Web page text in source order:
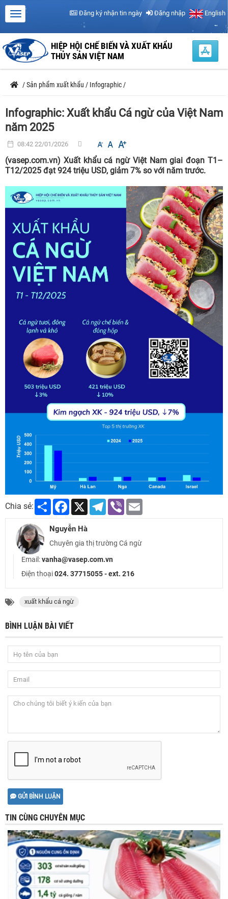
Đăng ký nhận tin ngày Đăng nhập English
HIỆP HỘI CHẾ BIẾN VÀ XUẤT KHẨU
THỦY SẢN VIỆT NAM
/Sản phẩm xuất khẩu / Infographic /
Infographic: Xuất khẩu Cá ngừ của Việt Nam
năm 2025
08:42 22/01/2026
(vasep.com.vn) Xuất khẩu cá ngừ Việt Nam giai đoạn T1–
T12/2025 đạt 924 triệu USD, giảm 7% so với năm trước.
Chia sẻ: Share Facebook
X Telegram
Viber
Nguyễn Hà
Chuyên gia thị trường Cá ngừ
Email:vanha@vasep.com.vn
Điện thoại024. 37715055 - ext. 216
xuất khẩu cá ngừ
BÌNH LUẬN BÀI VIẾT
GỬI BÌNH LUẬN
TIN CÙNG CHUYÊN MỤC